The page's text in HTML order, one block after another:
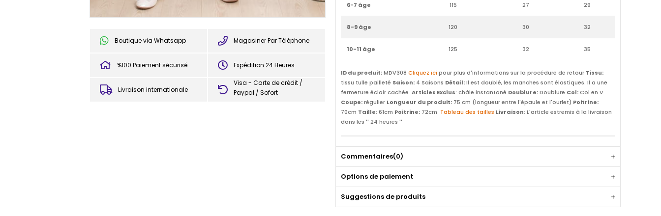
Boutique via Whatsapp Magasiner Par Téléphone
%100 Paiement sécurisé Expédition 24 Heures
Livraison internationale
Visa - Carte de crédit /
Paypal / Sofort
6-7 âge 115 27 29
8-9 âge 120 30 32
10-11 âge 125 32 35
ID du produit:MDV308 Cliquez ici pour plus d'informations sur la procédure de retour Tissu:
tissu tulle pailleté Saison: 4 Saisons Détail:Il est doublé, les manches sont élastiques. Il a une
fermeture éclair cachée. Articles Exclus: châle instantané Doublure:Doublure Col:Col en V
Coupe:régulier Longueur du produit: 75 cm (longueur entre l'épaule et l'ourlet) Poitrine:
70cm Taille:61cm Poitrine: 72cm Tableau des tailles Livraison:L'article estremis à la livraison
dans les '' 24 heures ''
Commentaires(0)
Options de paiement
Suggestions de produits